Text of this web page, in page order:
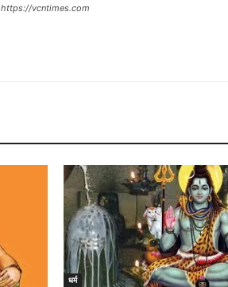
https://vcntimes.com
धर्म